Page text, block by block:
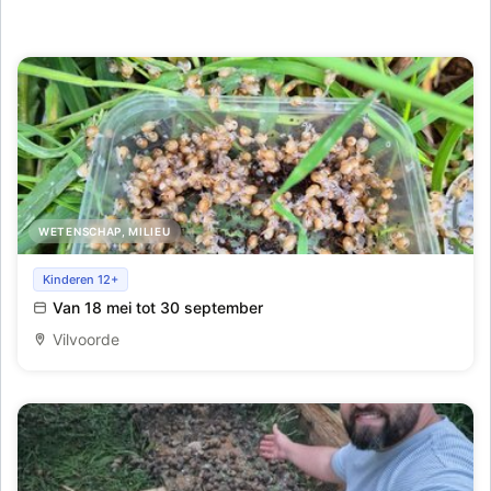
WETENSCHAP, MILIEU
Gidsing escargotkwekerij
Kinderen 12+
Van 18 mei tot 30 september
Vilvoorde